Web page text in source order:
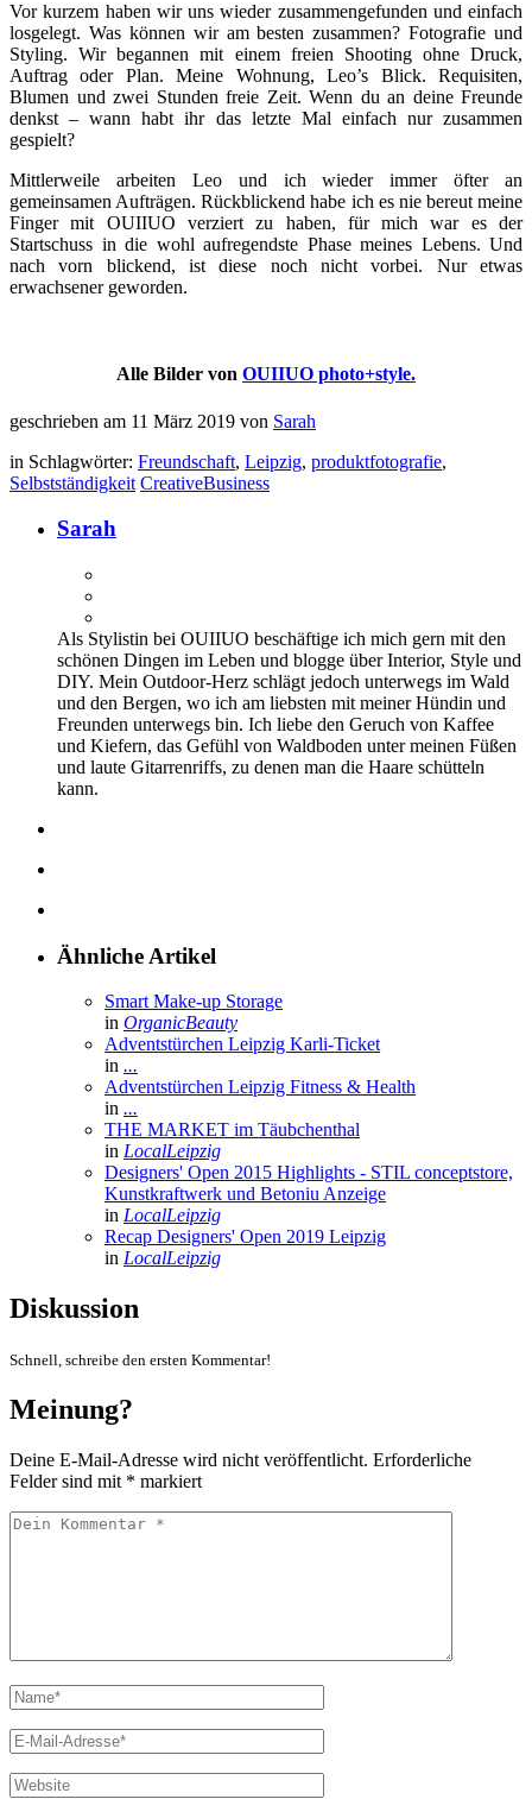
Vor kurzem haben wir uns wieder zusammengefunden und einfach
losgelegt. Was können wir am besten zusammen? Fotografie und
Styling. Wir begannen mit einem freien Shooting ohne Druck,
Auftrag oder Plan. Meine Wohnung, Leo’s Blick. Requisiten,
Blumen und zwei Stunden freie Zeit. Wenn du an deine Freunde
denkst – wann habt ihr das letzte Mal einfach nur zusammen
gespielt?
Mittlerweile arbeiten Leo und ich wieder immer öfter an
gemeinsamen Aufträgen. Rückblickend habe ich es nie bereut meine
Finger mit OUIIUO verziert zu haben, für mich war es der
Startschuss in die wohl aufregendste Phase meines Lebens. Und
nach vorn blickend, ist diese noch nicht vorbei. Nur etwas
erwachsener geworden.
Alle Bilder von OUIIUO photo+style.
geschrieben am 11 März 2019 von Sarah
in Schlagwörter: Freundschaft, Leipzig, produktfotografie,
Selbstständigkeit CreativeBusiness
Sarah
Als Stylistin bei OUIIUO beschäftige ich mich gern mit den
schönen Dingen im Leben und blogge über Interior, Style und
DIY. Mein Outdoor-Herz schlägt jedoch unterwegs im Wald
und den Bergen, wo ich am liebsten mit meiner Hündin und
Freunden unterwegs bin. Ich liebe den Geruch von Kaffee
und Kiefern, das Gefühl von Waldboden unter meinen Füßen
und laute Gitarrenriffs, zu denen man die Haare schütteln
kann.
Ähnliche Artikel
Smart Make-up Storage
in OrganicBeauty
Adventstürchen Leipzig Karli-Ticket
in ...
Adventstürchen Leipzig Fitness & Health
in ...
THE MARKET im Täubchenthal
in LocalLeipzig
Designers' Open 2015 Highlights - STIL conceptstore,
Kunstkraftwerk und BetoniuAnzeige
in LocalLeipzig
Recap Designers' Open 2019 Leipzig
in LocalLeipzig
Diskussion
Schnell, schreibe den ersten Kommentar!
Meinung?
Deine E-Mail-Adresse wird nicht veröffentlicht. Erforderliche
Felder sind mit * markiert